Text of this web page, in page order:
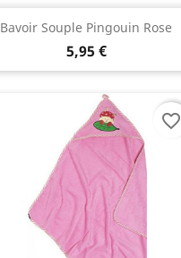
Bavoir Souple Pingouin Rose
5,95 €
Aperçu rapide
favorite_border